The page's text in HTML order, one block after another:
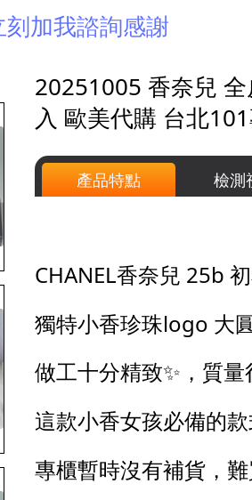
加我諮詢感謝
20251005 香奈兒
入 歐美代購 台北
產品特點 檢測
CHANEL香奈兒 25b
獨特小香珍珠logo 大
做工十分精致✨，質
這款小香女孩必備的
專櫃暫時沒有補貨，